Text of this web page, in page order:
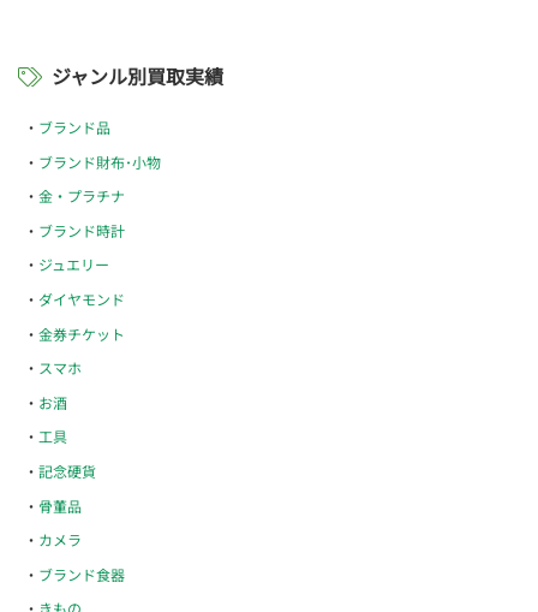
ジャンル別買取実績
ブランド品
ブランド財布･小物
金・プラチナ
ブランド時計
ジュエリー
ダイヤモンド
金券チケット
スマホ
お酒
工具
記念硬貨
骨董品
カメラ
ブランド食器